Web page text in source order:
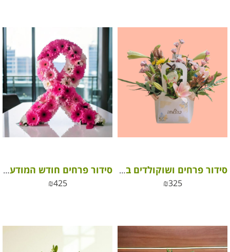
סידור פרחים ושוקולדים בהצלחה
₪325
סידור פרחים חודש המודעות לסרטן השד – עסקים
₪425